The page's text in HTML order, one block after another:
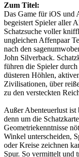
Zum Titel:
Das Game für iOS und
begeistert Spieler aller
Schatzsuche voller
ungleichen Affenpaar
nach den
John Silverback.
führen die Spieler
düsteren Höhlen,
Zivilisationen, über
zu den versteckten
Außer Abenteuerlust ist
denn um die
Geometriekenntnisse
Winkel unterscheiden,
oder Kreise zeichnen
Spur. So vermittelt und